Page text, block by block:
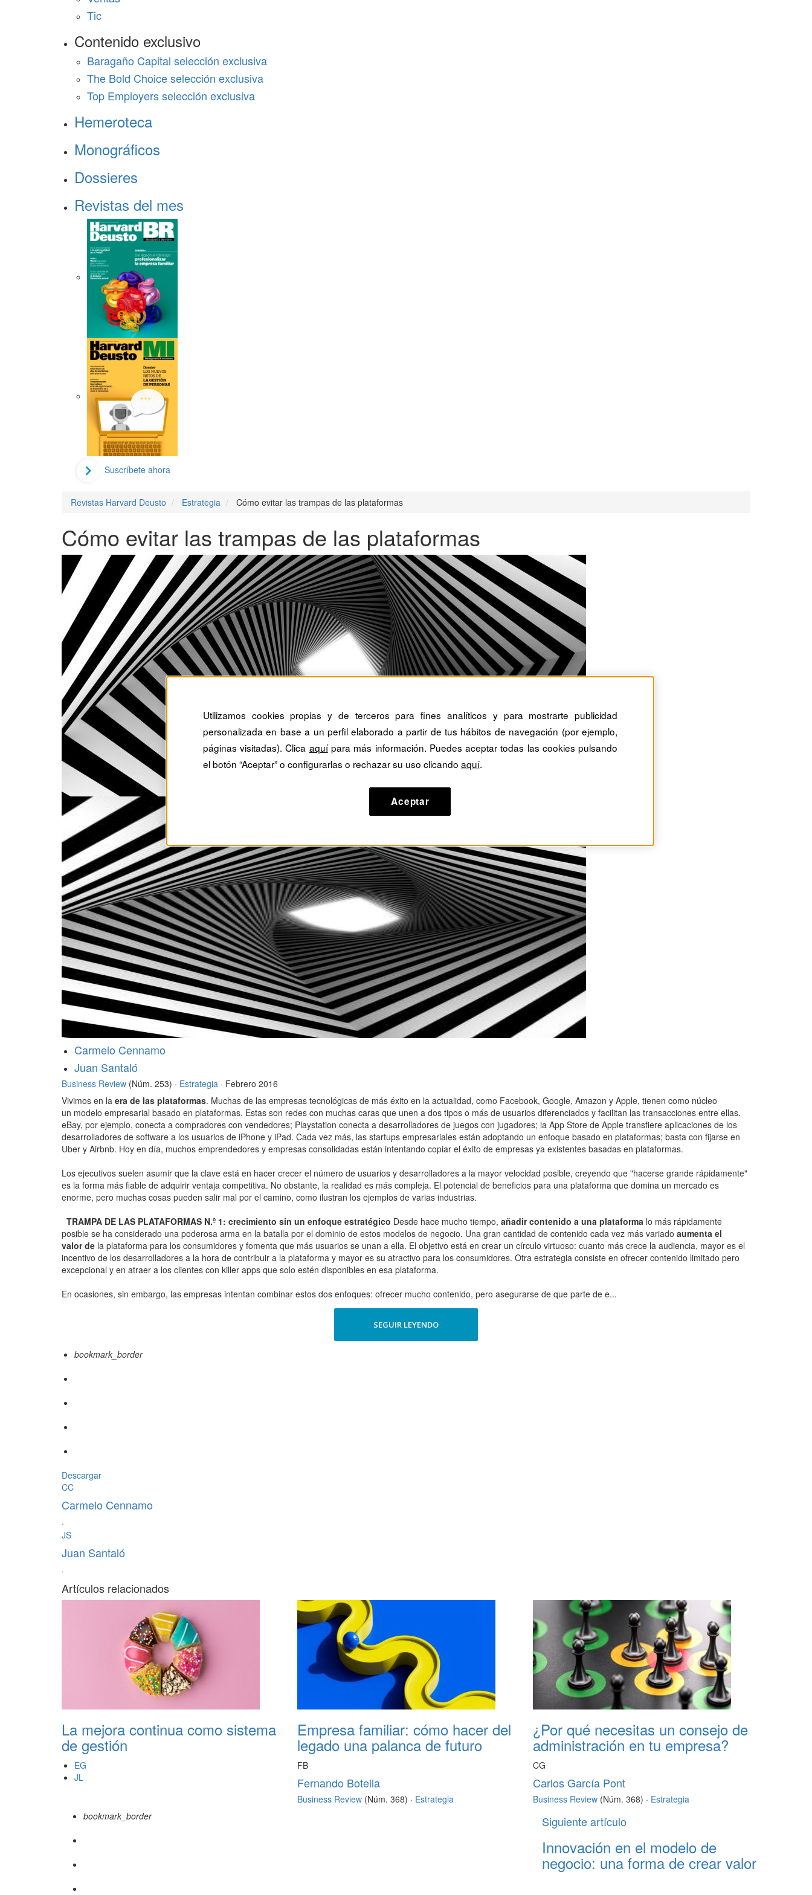
Tic
Contenido exclusivo
Baragaño Capital selección exclusiva
The Bold Choice selección exclusiva
Top Employers selección exclusiva
Hemeroteca
Monográficos
Dossieres
Revistas del mes
Suscríbete ahora
Revistas Harvard Deusto Estrategia Cómo evitar las trampas de las plataformas
Cómo evitar las trampas de las plataformas
Carmelo Cennamo
Juan Santaló
Business Review (Núm. 253) · Estrategia · Febrero 2016
Vivimos en la era de las plataformas. Muchas de las empresas tecnológicas de más éxito en la actualidad, como Facebook, Google, Amazon y Apple, tienen como núcleo
un modelo empresarial basado en plataformas. Estas son redes con muchas caras que unen a dos tipos o más de usuarios diferenciados y facilitan las transacciones entre ellas.
eBay, por ejemplo, conecta a compradores con vendedores; Playstation conecta a desarrolladores de juegos con jugadores; la App Store de Apple transfiere aplicaciones de los
desarrolladores de software a los usuarios de iPhone y iPad. Cada vez más, las startups empresariales están adoptando un enfoque basado en plataformas; basta con fijarse en
Uber y Airbnb. Hoy en día, muchos emprendedores y empresas consolidadas están intentando copiar el éxito de empresas ya existentes basadas en plataformas.
Los ejecutivos suelen asumir que la clave está en hacer crecer el número de usuarios y desarrolladores a la mayor velocidad posible, creyendo que "hacerse grande rápidamente"
es la forma más fiable de adquirir ventaja competitiva. No obstante, la realidad es más compleja. El potencial de beneficios para una plataforma que domina un mercado es
enorme, pero muchas cosas pueden salir mal por el camino, como ilustran los ejemplos de varias industrias.
TRAMPA DE LAS PLATAFORMAS N.º 1: crecimiento sin un enfoque estratégico Desde hace mucho tiempo, añadir contenido a una plataforma lo más rápidamente
posible se ha considerado una poderosa arma en la batalla por el dominio de estos modelos de negocio. Una gran cantidad de contenido cada vez más variado aumenta el
valor de la plataforma para los consumidores y fomenta que más usuarios se unan a ella. El objetivo está en crear un círculo virtuoso: cuanto más crece la audiencia, mayor es el
incentivo de los desarrolladores a la hora de contribuir a la plataforma y mayor es su atractivo para los consumidores. Otra estrategia consiste en ofrecer contenido limitado pero
excepcional y en atraer a los clientes con killer apps que solo estén disponibles en esa plataforma.
En ocasiones, sin embargo, las empresas intentan combinar estos dos enfoques: ofrecer mucho contenido, pero asegurarse de que parte de e...
SEGUIR LEYENDO
bookmark_border
Descargar
CC
Carmelo Cennamo
·
JS
Juan Santaló
·
Artículos relacionados
La mejora continua como sistema
de gestión
EG
JL
Empresa familiar: cómo hacer del
legado una palanca de futuro
FB
Fernando Botella
Business Review (Núm. 368) · Estrategia
¿Por qué necesitas un consejo de
administración en tu empresa?
CG
Carlos García Pont
Business Review (Núm. 368) · Estrategia
bookmark_border
Siguiente artículo
Innovación en el modelo de
negocio: una forma de crear valor
Utilizamos cookies propias y de terceros para fines analíticos y para mostrarte publicidad
personalizada en base a un perfil elaborado a partir de tus hábitos de navegación (por ejemplo,
páginas visitadas). Clica aquípara más información. Puedes aceptar todas las cookies pulsando
el botón “Aceptar” o configurarlas o rechazar su uso clicando aquí.
Aceptar